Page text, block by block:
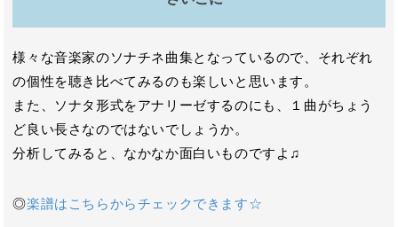
様々な音楽家のソナチネ曲集となっているので、それぞれ
の個性を聴き比べてみるのも楽しいと思います。
また、ソナタ形式をアナリーゼするのにも、１曲がちょう
ど良い長さなのではないでしょうか。
分析してみると、なかなか面白いものですよ♫
◎楽譜はこちらからチェックできます☆